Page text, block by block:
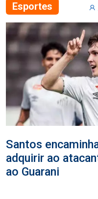
Esportes
Santos
adquirir ao
ao Guarani